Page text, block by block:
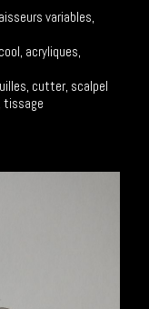
variables,
acryliques,
cutter, scalpel
tissage